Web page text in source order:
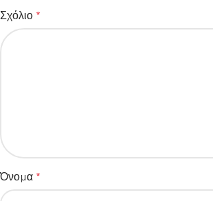
Σχόλιο *
Όνομα *